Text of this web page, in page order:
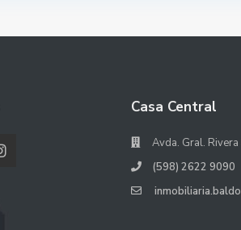
Casa Central
Avda. Gral.
(598) 2622 9090